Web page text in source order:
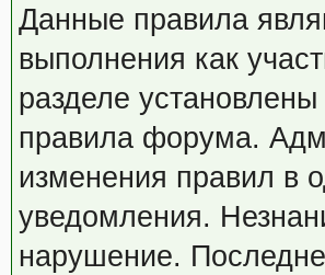
Данные правила
выполнения как
разделе
правила форума.
изменения правил в
уведомления.
нарушение.